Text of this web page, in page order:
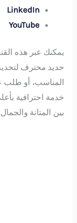
LinkedIn
YouTube
يمكنك عبر هذه
حديد محترف لتحديد
المناسب، أو
خدمة احترافية
بين المتانة